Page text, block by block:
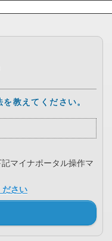
教えてください。
マイナポータル操作マ
ださい